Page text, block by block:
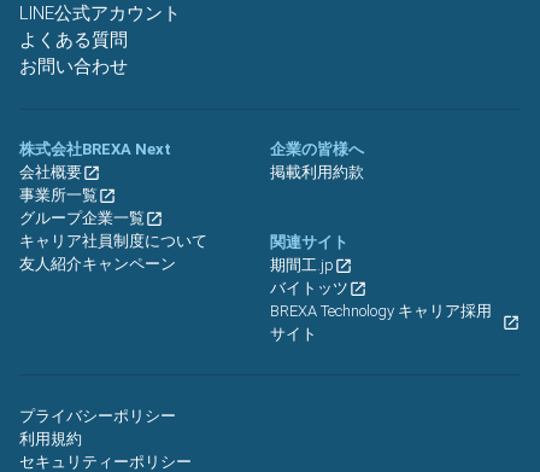
LINE公式アカウント
よくある質問
お問い合わせ
株式会社BREXA Next
会社概要
事業所一覧
グループ企業一覧
キャリア社員制度について
友人紹介キャンペーン
企業の皆様へ
掲載利用約款
関連サイト
期間工.jp
バイトッツ
BREXA Technology キャリア採用
サイト
プライバシーポリシー
利用規約
セキュリティーポリシー